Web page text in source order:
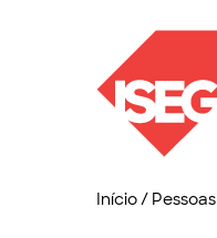
Início/ Pessoas